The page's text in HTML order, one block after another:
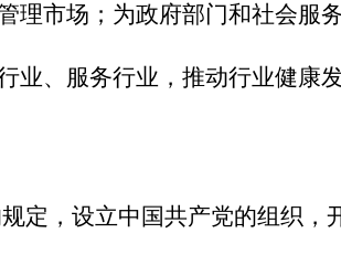
理市场；为政府部门和社会服
业、服务行业，推动行业健康
定，设立中国共产党的组织，